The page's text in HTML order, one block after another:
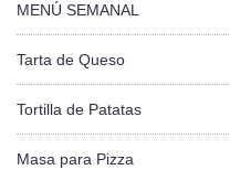
MENÚ SEMANAL
Tarta de Queso
Tortilla de Patatas
Masa para Pizza